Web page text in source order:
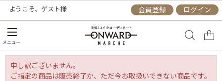
ようこそ、 ゲスト様 会員登録 ログイン
メニュー
申し訳ございません。
ご指定の商品は販売終了か、ただ今お取扱いできない商品です。